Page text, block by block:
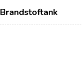
Brandstoftank